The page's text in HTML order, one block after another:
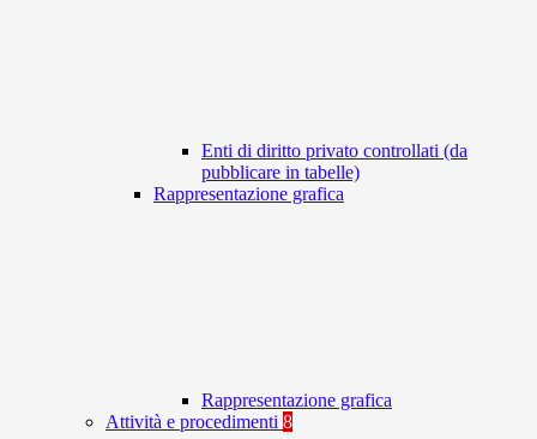
Enti di diritto privato controllati (da
pubblicare in tabelle)
Rappresentazione grafica
Rappresentazione grafica
Attività e procedimenti 8